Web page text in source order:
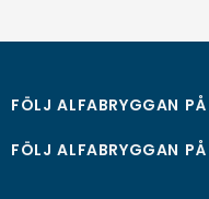
FÖLJ ALFABRYGGAN PÅ
FÖLJ ALFABRYGGAN PÅ